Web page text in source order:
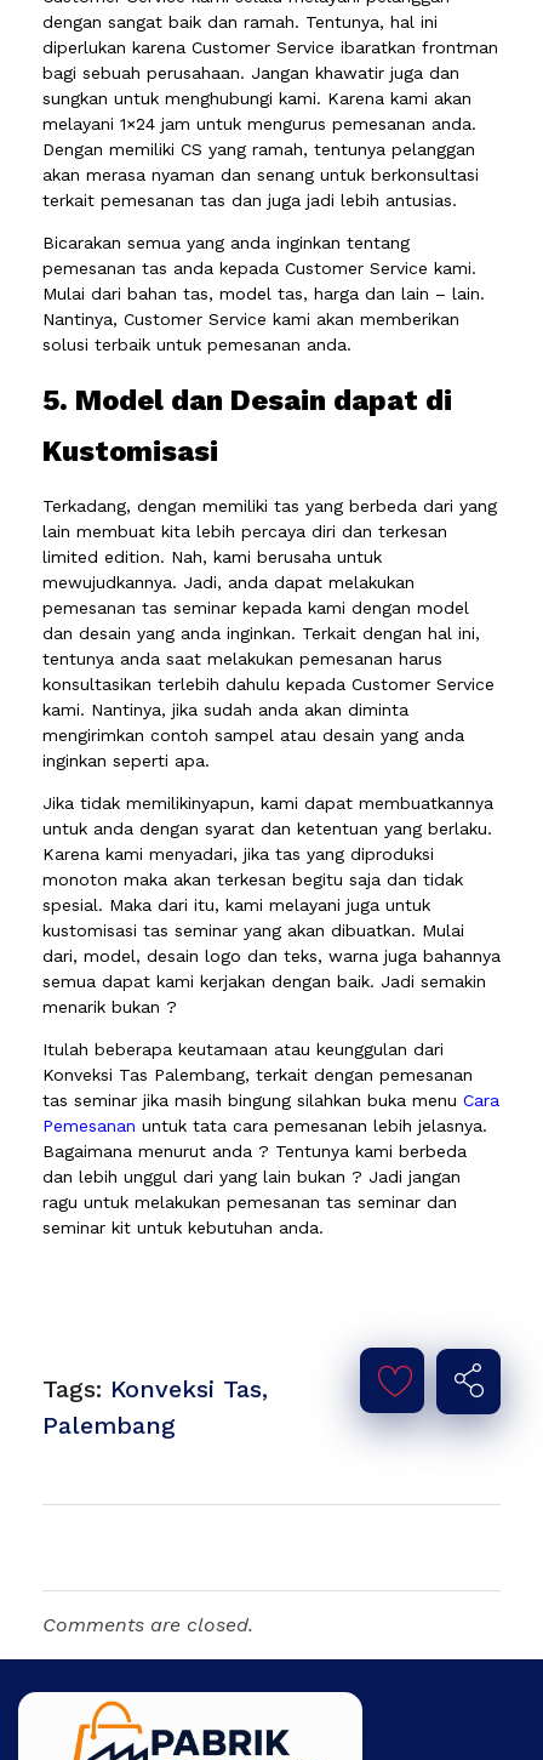
dengan sangat baik dan ramah. Tentunya, hal ini
diperlukan karena Customer Service ibaratkan frontman
bagi sebuah perusahaan. Jangan khawatir juga dan
sungkan untuk menghubungi kami. Karena kami akan
melayani 1×24 jam untuk mengurus pemesanan anda.
Dengan memiliki CS yang ramah, tentunya pelanggan
akan merasa nyaman dan senang untuk berkonsultasi
terkait pemesanan tas dan juga jadi lebih antusias.
Bicarakan semua yang anda inginkan tentang
pemesanan tas anda kepada Customer Service kami.
Mulai dari bahan tas, model tas, harga dan lain – lain.
Nantinya, Customer Service kami akan memberikan
solusi terbaik untuk pemesanan anda.
5. Model dan Desain dapat di
Kustomisasi
Terkadang, dengan memiliki tas yang berbeda dari yang
lain membuat kita lebih percaya diri dan terkesan
limited edition. Nah, kami berusaha untuk
mewujudkannya. Jadi, anda dapat melakukan
pemesanan tas seminar kepada kami dengan model
dan desain yang anda inginkan. Terkait dengan hal ini,
tentunya anda saat melakukan pemesanan harus
konsultasikan terlebih dahulu kepada Customer Service
kami. Nantinya, jika sudah anda akan diminta
mengirimkan contoh sampel atau desain yang anda
inginkan seperti apa.
Jika tidak memilikinyapun, kami dapat membuatkannya
untuk anda dengan syarat dan ketentuan yang berlaku.
Karena kami menyadari, jika tas yang diproduksi
monoton maka akan terkesan begitu saja dan tidak
spesial. Maka dari itu, kami melayani juga untuk
kustomisasi tas seminar yang akan dibuatkan. Mulai
dari, model, desain logo dan teks, warna juga bahannya
semua dapat kami kerjakan dengan baik. Jadi semakin
menarik bukan ?
Itulah beberapa keutamaan atau keunggulan dari
Konveksi Tas Palembang, terkait dengan pemesanan
tas seminar jika masih bingung silahkan buka menu Cara
Pemesanan untuk tata cara pemesanan lebih jelasnya.
Bagaimana menurut anda ? Tentunya kami berbeda
dan lebih unggul dari yang lain bukan ? Jadi jangan
ragu untuk melakukan pemesanan tas seminar dan
seminar kit untuk kebutuhan anda.
Tags: Konveksi Tas,
Palembang
Comments are closed.